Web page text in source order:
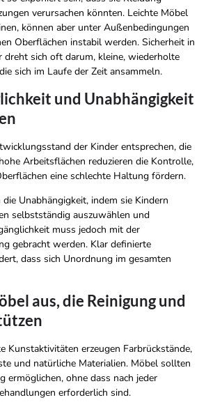
verursachen könnten. Leichte Möbel
können aber unter Außenbedingungen
Oberflächen instabil werden. Sicherheit in
sich oft darum, kleine, wiederholte
sich im Laufe der Zeit ansammeln.
und Unabhängigkeit
der Kinder entsprechen, die
Arbeitsflächen reduzieren die Kontrolle,
eine schlechte Haltung fördern.
Unabhängigkeit, indem sie Kindern
selbstständig auszuwählen und
muss jedoch mit der
gebracht werden. Klar definierte
dass sich Unordnung im gesamten
aus, die Reinigung und
Kunstaktivitäten erzeugen Farbrückstände,
und natürliche Materialien. Möbel sollten
ermöglichen, ohne dass nach jeder
erforderlich sind.